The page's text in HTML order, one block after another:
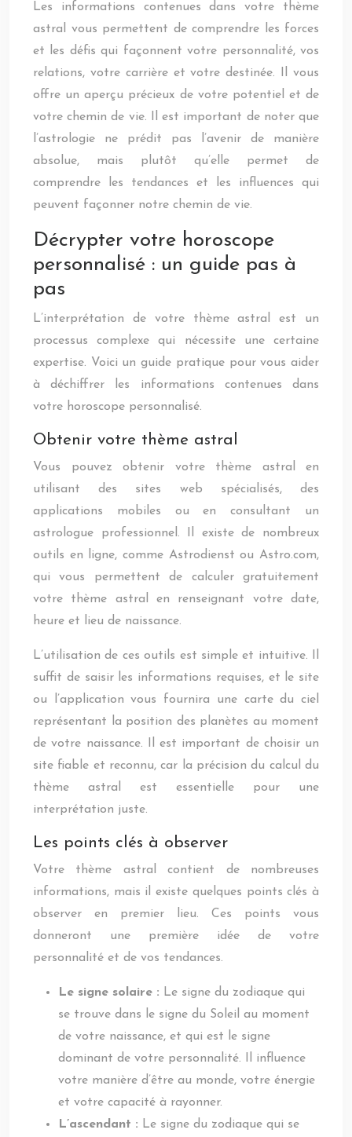
Les informations contenues dans votre thème
astral vous permettent de comprendre les forces
et les défis qui façonnent votre personnalité, vos
relations, votre carrière et votre destinée. Il vous
offre un aperçu précieux de votre potentiel et de
votre chemin de vie. Il est important de noter que
l’astrologie ne prédit pas l’avenir de manière
absolue, mais plutôt qu’elle permet de
comprendre les tendances et les influences qui
peuvent façonner notre chemin de vie.
Décrypter votre horoscope
personnalisé : un guide pas à
pas
L’interprétation de votre thème astral est un
processus complexe qui nécessite une certaine
expertise. Voici un guide pratique pour vous aider
à déchiffrer les informations contenues dans
votre horoscope personnalisé.
Obtenir votre thème astral
Vous pouvez obtenir votre thème astral en
utilisant des sites web spécialisés, des
applications mobiles ou en consultant un
astrologue professionnel. Il existe de nombreux
outils en ligne, comme Astrodienst ou Astro.com,
qui vous permettent de calculer gratuitement
votre thème astral en renseignant votre date,
heure et lieu de naissance.
L’utilisation de ces outils est simple et intuitive. Il
suffit de saisir les informations requises, et le site
ou l’application vous fournira une carte du ciel
représentant la position des planètes au moment
de votre naissance. Il est important de choisir un
site fiable et reconnu, car la précision du calcul du
thème astral est essentielle pour une
interprétation juste.
Les points clés à observer
Votre thème astral contient de nombreuses
informations, mais il existe quelques points clés à
observer en premier lieu. Ces points vous
donneront une première idée de votre
personnalité et de vos tendances.
Le signe solaire : Le signe du zodiaque qui
se trouve dans le signe du Soleil au moment
de votre naissance, et qui est le signe
dominant de votre personnalité. Il influence
votre manière d’être au monde, votre énergie
et votre capacité à rayonner.
L’ascendant : Le signe du zodiaque qui se